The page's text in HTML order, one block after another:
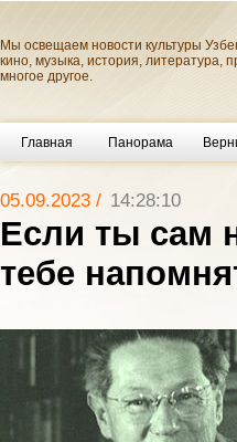
Мы освещаем новости культуры
кино, музыка, история, литература,
многое другое.
Главная Панорама
05.09.2023 / 14:28:10
Если ты сам
тебе